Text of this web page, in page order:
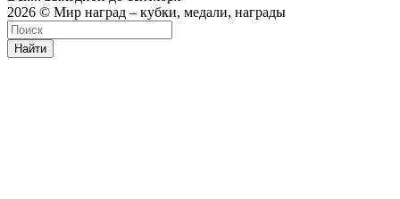
2026 © Мир наград – кубки, медали, награды
Найти